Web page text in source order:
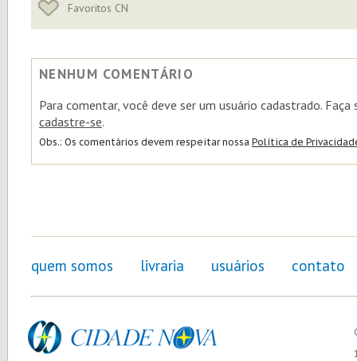
Favoritos CN
NENHUM COMENTÁRIO
Para comentar, você deve ser um usuário cadastrado. Faça
cadastre-se.
Obs.: Os comentários devem respeitar nossa Política de
quem somos livraria usuários contato